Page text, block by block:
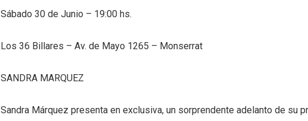
Sábado 30 de Junio – 19:00 hs.
Los 36 Billares – Av. de Mayo 1265 – Monserrat
SANDRA MARQUEZ
Sandra Márquez presenta en exclusiva, un sorprendente adelanto de su